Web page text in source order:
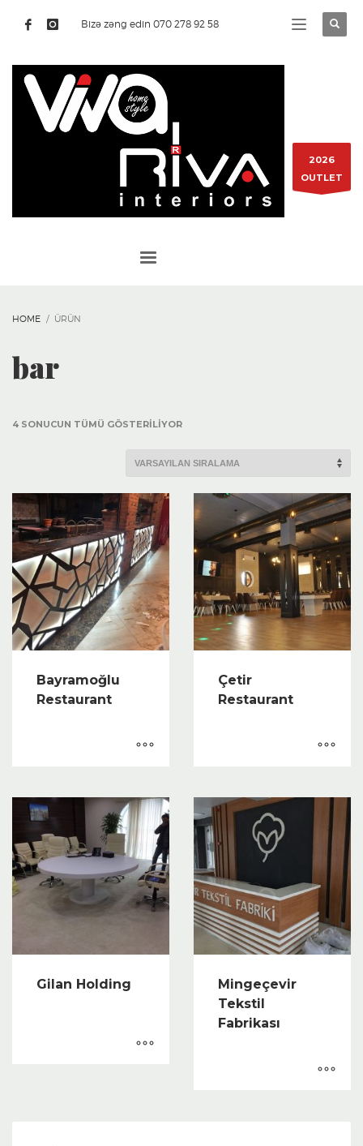
Bizə zəng edin 070 278 92 58
2026
OUTLET
HOME ÜRÜN
bar
4 SONUCUN TÜMÜ GÖSTERILIYOR
Bayramoğlu
Restaurant
Çetir
Restaurant
Gilan Holding
Mingeçevir
Tekstil
Fabrikası